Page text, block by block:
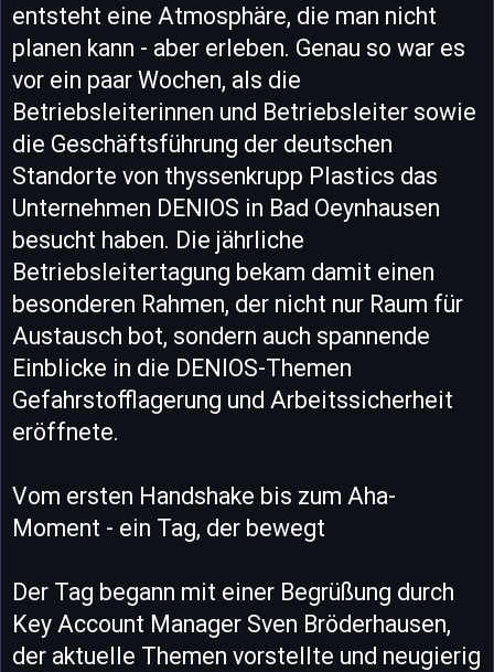
entsteht eine Atmosphäre, die man nicht
planen kann - aber erleben. Genau so war es
vor ein paar Wochen, als die
Betriebsleiterinnen und Betriebsleiter sowie
die Geschäftsführung der deutschen
Standorte von thyssenkrupp Plastics das
Unternehmen DENIOS in Bad Oeynhausen
besucht haben. Die jährliche
Betriebsleitertagung bekam damit einen
besonderen Rahmen, der nicht nur Raum für
Austausch bot, sondern auch spannende
Einblicke in die DENIOS-Themen
Gefahrstofflagerung und Arbeitssicherheit
eröffnete.
Vom ersten Handshake bis zum Aha-
Moment - ein Tag, der bewegt
Der Tag begann mit einer Begrüßung durch
Key Account Manager Sven Bröderhausen,
der aktuelle Themen vorstellte und neugierig